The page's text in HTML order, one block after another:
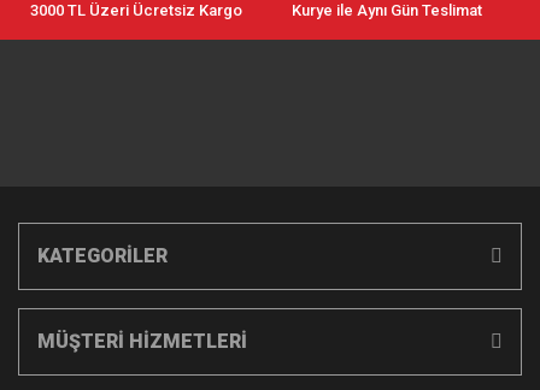
3000 TL Üzeri Ücretsiz Kargo Kurye ile Aynı Gün Teslimat
KATEGORİLER
MÜŞTERİ HİZMETLERİ